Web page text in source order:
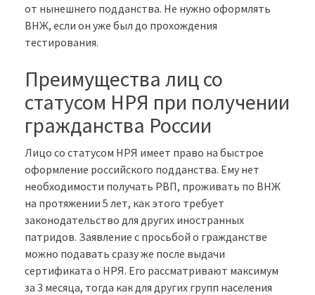
от нынешнего подданства. Не нужно оформлять
ВНЖ, если он уже был до прохождения
тестирования.
Преимущества лиц со
статусом НРЯ при получении
гражданства России
Лицо со статусом НРЯ имеет право на быстрое
оформление российского подданства. Ему нет
необходимости получать РВП, проживать по ВНЖ
на протяжении 5 лет, как этого требует
законодательство для других иностранных
патридов. Заявление с просьбой о гражданстве
можно подавать сразу же после выдачи
сертификата о НРЯ. Его рассматривают максимум
за 3 месяца, тогда как для других групп населения